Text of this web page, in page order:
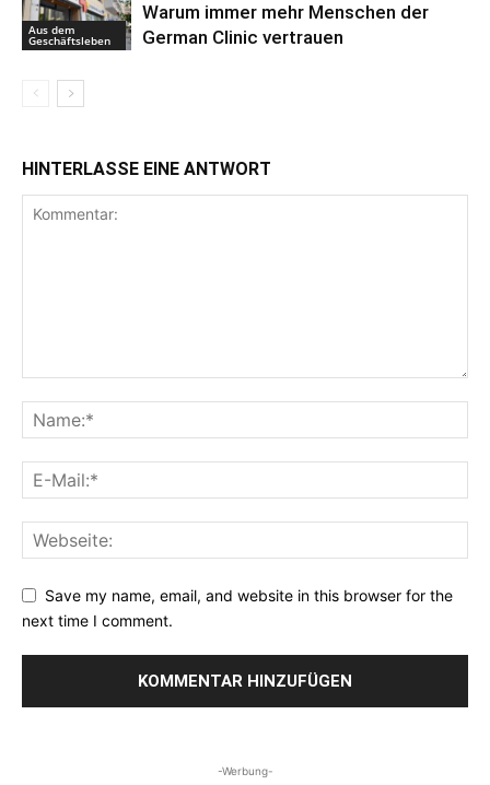
Aus dem
Geschäftsleben
Warum immer mehr Menschen der
German Clinic vertrauen
HINTERLASSE EINE ANTWORT
Save my name, email, and website in this browser for the
next time I comment.
-Werbung-